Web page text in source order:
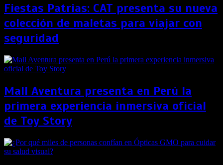
Fiestas Patrias: CAT presenta su nueva
colección de maletas para viajar con
seguridad
Mall Aventura presenta en Perú la
primera experiencia inmersiva oficial
de Toy Story